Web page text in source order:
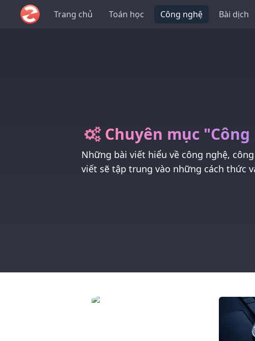
Trang chủ Toán học Công nghệ Bài dịch
Chuyên mục
Những bài viết hiểu về công nghệ,
viết sẽ tập trung vào những cách thức